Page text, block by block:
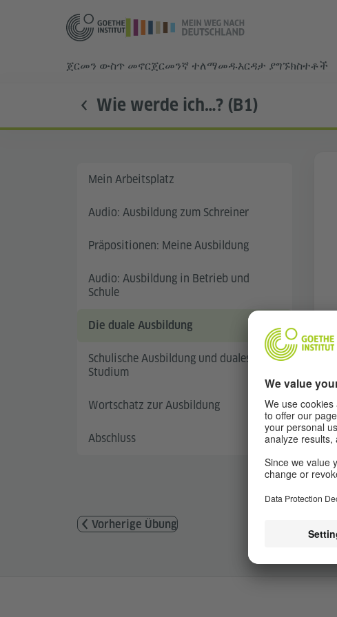
ጀርመን ውስጥ መኖርጀርመንኛ ተለማመዱእርዳታ ያግኙክስተቶች
Wie werde ich…? (B1)
Mein Arbeitsplatz
Audio: Ausbildung zum Schreiner
Präpositionen: Meine Ausbildung
Audio: Ausbildung in Betrieb und
Schule
Die duale Ausbildung
Schulische Ausbildung und duales
Studium
Wortschatz zur Ausbildung
Abschluss
Vorherige Übung